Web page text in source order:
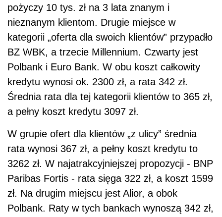
pożyczy 10 tys. zł na 3 lata znanym i
nieznanym klientom. Drugie miejsce w
kategorii „oferta dla swoich klientów” przypadło
BZ WBK, a trzecie Millennium. Czwarty jest
Polbank i Euro Bank. W obu koszt całkowity
kredytu wynosi ok. 2300 zł, a rata 342 zł.
Średnia rata dla tej kategorii klientów to 365 zł,
a pełny koszt kredytu 3097 zł.
W grupie ofert dla klientów „z ulicy” średnia
rata wynosi 367 zł, a pełny koszt kredytu to
3262 zł. W najatrakcyjniejszej propozycji - BNP
Paribas Fortis - rata sięga 322 zł, a koszt 1599
zł. Na drugim miejscu jest Alior, a obok
Polbank. Raty w tych bankach wynoszą 342 zł,